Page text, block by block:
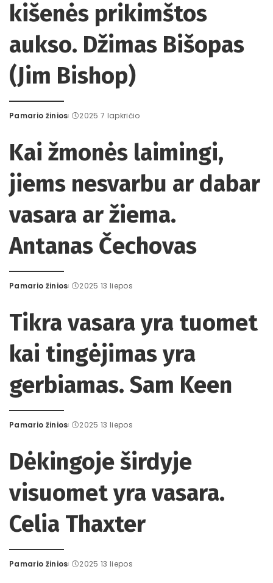
kišenės prikimštos
aukso. Džimas Bišopas
(Jim Bishop)
Posted
Pamario žinios 2025 7 lapkričio
Kai žmonės laimingi,
jiems nesvarbu ar dabar
vasara ar žiema.
Antanas Čechovas
Posted
Pamario žinios 2025 13 liepos
Tikra vasara yra tuomet
kai tingėjimas yra
gerbiamas. Sam Keen
Posted
Pamario žinios 2025 13 liepos
Dėkingoje širdyje
visuomet yra vasara.
Celia Thaxter
Posted
Pamario žinios 2025 13 liepos